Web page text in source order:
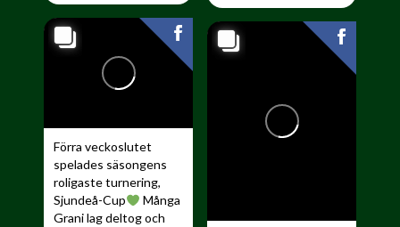
Förra veckoslutet
spelades säsongens
roligaste turnering,
Sjundeå-Cup
Många
Grani lag deltog och